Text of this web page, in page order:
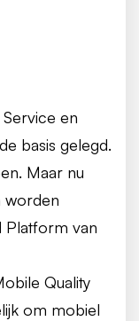
en
basis gelegd.
Maar nu
worden
Platform van
Quality
om mobiel